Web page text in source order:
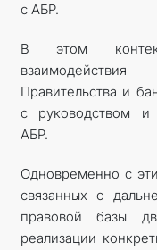
с АБР.
В этом
Правительства и
с руководством и
АБР.
Одновременно с
связанных с
правовой базы
реализации